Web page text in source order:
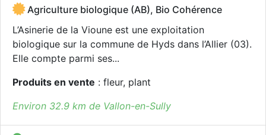
Agriculture biologique (AB), Bio Cohérence
L’Asinerie de la Vioune est une exploitation
biologique sur la commune de Hyds dans l’Allier (03).
Elle compte parmi ses...
Produits en vente : fleur, plant
Environ 32.9 km de Vallon-en-Sully